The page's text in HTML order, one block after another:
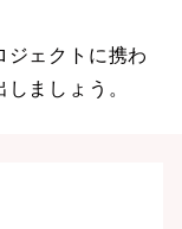
ジェクトに携わ
ましょう。